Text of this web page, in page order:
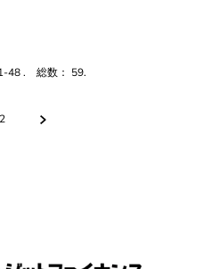
48 . 総数： 59.
2